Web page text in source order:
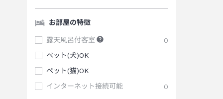
お部屋の特徴
露天風呂付客室
0
ペット(犬)OK
ペット(猫)OK
インターネット接続可能
0